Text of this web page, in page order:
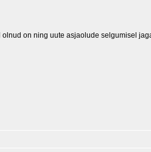
on ning uute asjaolude selgumisel